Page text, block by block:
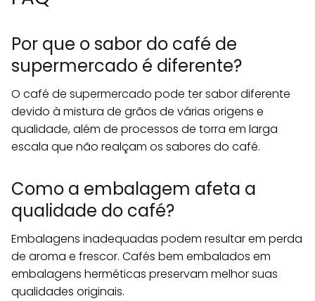
Por que o sabor do café de
supermercado é diferente?
O café de supermercado pode ter sabor diferente
devido à mistura de grãos de várias origens e
qualidade, além de processos de torra em larga
escala que não realçam os sabores do café.
Como a embalagem afeta a
qualidade do café?
Embalagens inadequadas podem resultar em perda
de aroma e frescor. Cafés bem embalados em
embalagens herméticas preservam melhor suas
qualidades originais.